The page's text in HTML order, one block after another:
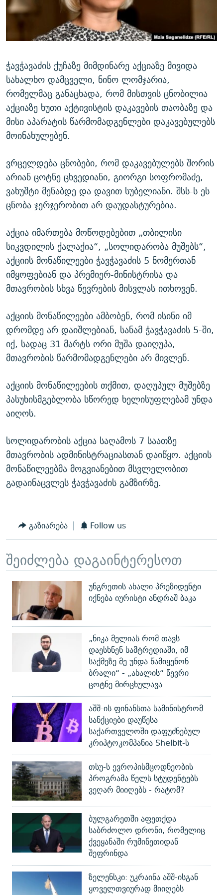
ᲛᲝᲚᲐᲞᲐᲠᲐᲙᲔ ᲢᲔᲥᲡᲢᲔᲑᲘ
ᲨᲘᲜ - ᲣᲪᲮᲝᲔᲗᲨᲘ
ᲐᲛᲔᲠᲘᲙᲣᲚᲘ ᲛᲝᲗᲮᲠᲝᲑᲐ
ᲘᲛᲞᲔᲠᲘᲐ ᲓᲐ ᲠᲐᲓᲘᲝ
ᲩᲔᲛᲘ ᲡᲘᲙᲕᲓᲘᲚᲘᲡ ᲛᲘᲖᲔᲖᲘᲐ COVID-19
11 ᲬᲔᲚᲘ - 11 ᲐᲛᲑᲐᲕᲘ
ᲑᲐᲕᲨᲕᲔᲑᲘ ᲞᲠᲝᲡᲢᲘᲢᲣᲪᲘᲐᲨᲘ - ᲐᲛᲝᲣᲗᲥᲛᲔᲚᲘ ᲐᲛᲑᲐᲕᲘ
5 ᲐᲛᲑᲐᲕᲘ - 20 ᲘᲕᲜᲘᲡᲡ ᲓᲐᲨᲐᲕᲔᲑᲣᲚᲔᲑᲘ
ᲐᲒᲕᲘᲡᲢᲝᲡ ᲝᲛᲘ
ПРИВЕТ ᲙᲣᲚᲢᲣᲠᲐ
ᲒᲐᲛᲝᲘᲬᲔᲠᲔ
რთე/რთ-ის ყველა საიტი
ჭავჭავაძის ქუჩაზე მიმდინარე აქციაზე მივიდა
სახალხო დამცველი, ნინო ლომჯარია,
რომელმაც განაცხადა, რომ მისთვის ცნობილია
აქციაზე ხუთი აქტივისტის დაკავების თაობაზე და
მისი აპარატის წარმომადგენლები დაკავებულებს
მოინახულებენ.
ვრცელდება ცნობები, რომ დაკავებულებს შორის
არიან ცოტნე ცხვედიანი, გიორგი სოფრომაძე,
ვახუშტი მენაბდე და დავით სუბელიანი. შსს-ს ეს
ცნობა ჯერჯერობით არ დაუდასტურებია.
აქცია იმართება მოწოდებებით „თბილისი
სიკვდილის ქალაქია“, „სოლიდარობა მუშებს“,
აქციის მონაწილეები ჭავჭავაძის 5 ნომერთან
იმყოფებიან და პრემიერ-მინისტრისა და
მთავრობის სხვა წევრების მისვლას ითხოვენ.
აქციის მონაწილეები ამბობენ, რომ ისინი იმ
დრომდე არ დაიშლებიან, სანამ ჭავჭავაძის 5-ში,
იქ, სადაც 31 მარტს ორი მუშა დაიღუპა,
მთავრობის წარმომადგენლები არ მივლენ.
აქციის მონაწილეების თქმით, დაღუპულ მუშებზე
პასუხისმგებლობა სწორედ ხელისუფლებამ უნდა
აიღოს.
სოლიდარობის აქცია საღამოს 7 საათზე
მთავრობის ადმინისტრაციასთან დაიწყო. აქციის
მონაწილეებმა მოგვიანებით მსვლელობით
გადაინაცვლეს ჭავჭავაძის გამზირზე.
გაზიარება Follow us
შეიძლება დაგაინტერესოთ
უნგრეთის ახალი პრეზიდენტი
იქნება იურისტი ანდრაშ ბაკა
„ნიკა მელიას რომ თავს
დაესხნენ სამტრედიაში, იმ
საქმეზე მე უნდა წამიყენონ
ბრალი“ - „ახალის“ წევრი
ცოტნე მირცხულავა
აშშ-ის ფინანსთა სამინისტრომ
სანქციები დაუწესა
საქართველოში დაფუძნებულ
კრიპტოკომპანია Shelbit-ს
თსუ-ს ევროპისმცოდნეობის
პროგრამა წელს სტუდენტებს
ვეღარ მიიღებს - რატომ?
ბულგარეთში აფეთქდა
საბრძოლო დრონი, რომელიც
ქვეყანაში რუმინეთიდან
შეფრინდა
ზელენსკი: უკრაინა აშშ-ისგან
ყოველთვიურად მიიღებს